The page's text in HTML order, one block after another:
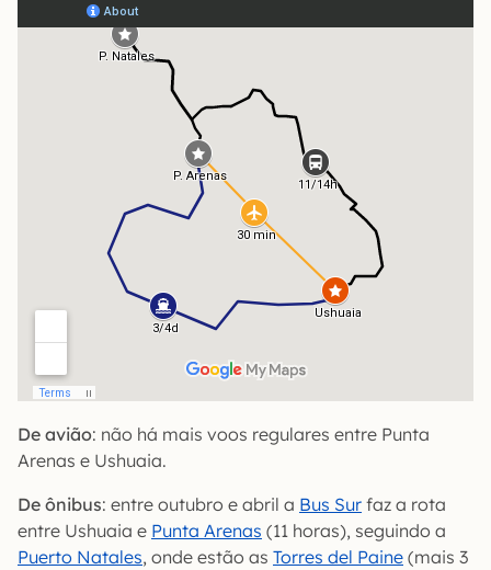
De avião: não há mais voos regulares entre Punta
Arenas e Ushuaia.
De ônibus: entre outubro e abril a Bus Sur faz a rota
entre Ushuaia e Punta Arenas (11 horas), seguindo a
Puerto Natales, onde estão as Torres del Paine (mais 3